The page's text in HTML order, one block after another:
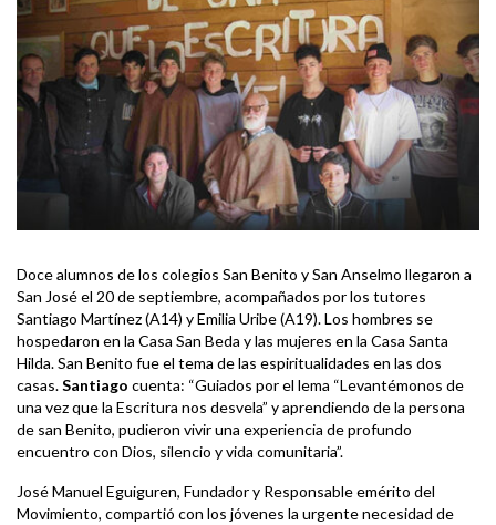
Doce alumnos de los colegios San Benito y San Anselmo llegaron a
San José el 20 de septiembre, acompañados por los tutores
Santiago Martínez (A14) y Emilia Uribe (A19). Los hombres se
hospedaron en la Casa San Beda y las mujeres en la Casa Santa
Hilda. San Benito fue el tema de las espiritualidades en las dos
casas.Santiago cuenta: “Guiados por el lema “Levantémonos de
una vez que la Escritura nos desvela” y aprendiendo de la persona
de san Benito, pudieron vivir una experiencia de profundo
encuentro con Dios, silencio y vida comunitaria”.
José Manuel Eguiguren, Fundador y Responsable emérito del
Movimiento, compartió con los jóvenes la urgente necesidad de